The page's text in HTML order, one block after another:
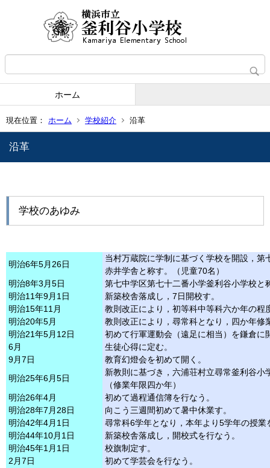
ホーム
現在位置： ホーム 学校紹介 沿革
沿革
学校のあゆみ
明治6年5月26日
当村万蔵院に学制に基づく学校を開設，第
赤井学舎と称す。（児童70名）
明治8年3月5日
第七中学区第七十二番小学釜利谷小学校と
明治11年9月 1日
新築校舎落成し，7日開校す。
明治15年11月
教則改正により，初等科中等科六か年の程
明治20年5月
教則改正により，尋常科となり，四か年修
明治21年5月12日
初めて行軍運動会（遠足に相当）を鎌倉に
6月
生徒心得に定む。
9月7日
教育幻燈会を初めて開く。
明治25年6月5日
新教則に基づき，六浦荘村立尋常釜利谷小
（修業年限四か年）
明治26年4月
初めて過程通信簿を行なう。
明治28年7月28日
向こう三週間初めて暑中休業す。
明治42年4月 1日
尋常科6学年となり，本年より5学年の授業
明治44年10月 1日
新築校舎落成し，開校式を行なう。
明治45年1月 1日
校旗制定す。
2月7日
初めて学芸会を行なう。